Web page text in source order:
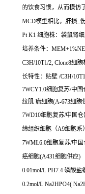
的饮食习惯，从而模仿
MCD模型相比，肝损_
Pt K1 细胞株：袋鼠肾
培养条件：
C3H/10T1/2, Clone8细
长特性：贴壁 /C3H/
7WCY1.0细胞复苏/中
纹肌 瘤细胞(A-673细胞
7WD10细胞复苏/中国
缔组织细胞（A9细胞系）
7WML6.0细胞复苏/中
癌细胞(A431细胞供应)
0.01mol/L PH7.4 磷酸盐
0.2mol/L Na2HPO4(